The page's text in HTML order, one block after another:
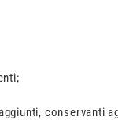
conservanti